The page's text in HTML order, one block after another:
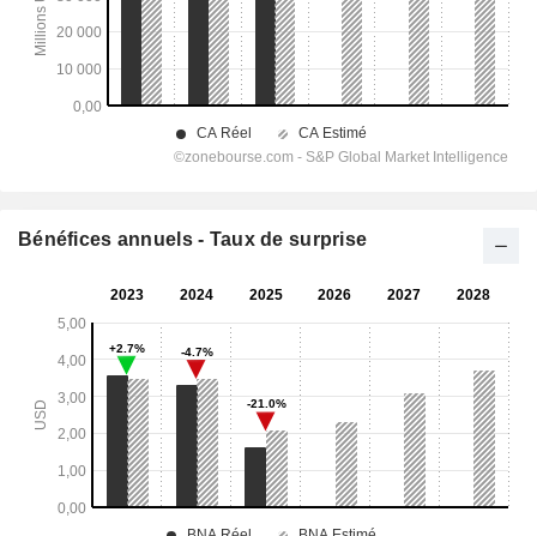
Bénéfices annuels - Taux de surprise